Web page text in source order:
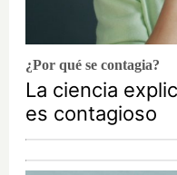
¿Por qué se contagia?
La ciencia
es contagioso